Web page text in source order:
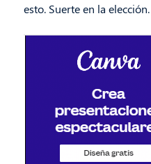
esto. Suerte en la elección.